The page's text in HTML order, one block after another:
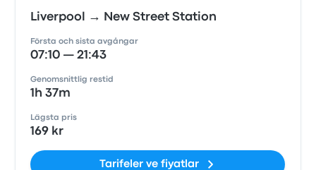
Liverpool → New Street Station
Första och sista avgångar
07:10 — 21:43
Genomsnittlig restid
1h 37m
Lägsta pris
169 kr
Tarifeler ve fiyatlar